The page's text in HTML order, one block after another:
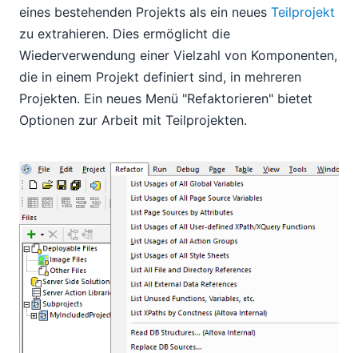
eines bestehenden Projekts als ein neues Teilprojekt
zu extrahieren. Dies ermöglicht die
Wiederverwendung einer Vielzahl von Komponenten,
die in einem Projekt definiert sind, in mehreren
Projekten. Ein neues Menü "Refaktorieren" bietet
Optionen zur Arbeit mit Teilprojekten.